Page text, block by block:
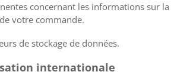
concernant les informations sur la
votre commande.
de stockage de données.
internationale